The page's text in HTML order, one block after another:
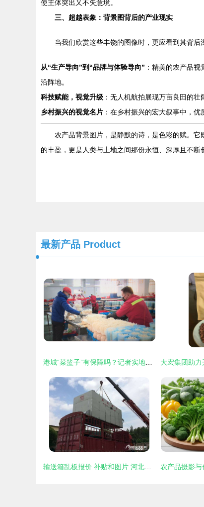
使主体突出又不失意境。
三、超越表象：背景图背后的产业现实
当我们欣赏这些丰饶的图像时，更应看到其背后
从“生产导向”到“品牌与体验导向” ：精美的农产品
沿阵地。
科技赋能，视觉升级 ：无人机航拍展现万亩良田的
乡村振兴的视觉名片 ：在乡村振兴的宏大叙事中，
农产品背景图片，是静默的诗，是色彩的赋。
的丰盈，更是人类与土地之间那份永恒、深厚且不
最新产品 Product